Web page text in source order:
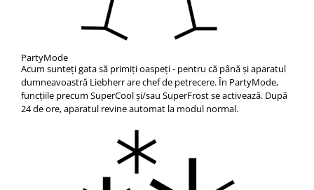
PartyMode
Acum sunteți gata să primiți oaspeți - pentru că până și aparatul
dumneavoastră Liebherr are chef de petrecere. În PartyMode,
funcțiile precum SuperCool și/sau SuperFrost se activează. După
24 de ore, aparatul revine automat la modul normal.